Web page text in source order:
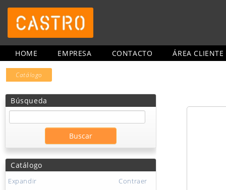
HOME EMPRESA CONTACTO ÁREA CLIENTE
Catálogo
Búsqueda
Catálogo
Expandir Contraer